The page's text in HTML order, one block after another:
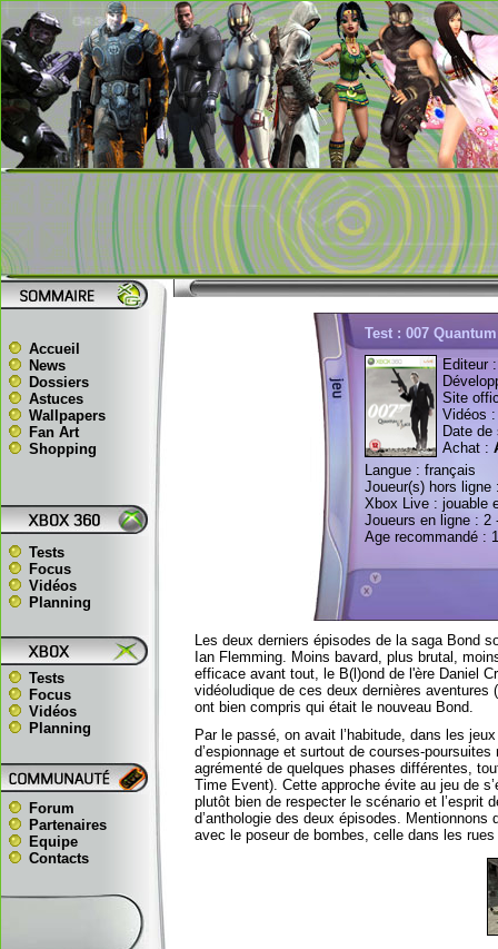
Accueil
News
Dossiers
Astuces
Wallpapers
Fan Art
Shopping
Tests
Focus
Vidéos
Planning
Tests
Focus
Vidéos
Planning
Forum
Partenaires
Equipe
Contacts
Test : 007
Editeur
Site
Vidéos
Date de
Achat :
Langue : français
Joueur(s) hors ligne
Xbox Live : jouable
Joueurs en ligne : 2
Age recommandé :
Les deux derniers épisodes de la saga Bond
Ian Flemming. Moins bavard, plus brutal,
efficace avant tout, le B(l)ond de l'ère Daniel
vidéoludique de ces deux dernières
ont bien compris qui était le nouveau Bond.
Par le passé, on avait l’habitude, dans les
d’espionnage et surtout de courses-
agrémenté de quelques phases différentes,
Time Event). Cette approche évite au jeu de
plutôt bien de respecter le scénario et l’esprit
d’anthologie des deux épisodes.
avec le poseur de bombes, celle dans les